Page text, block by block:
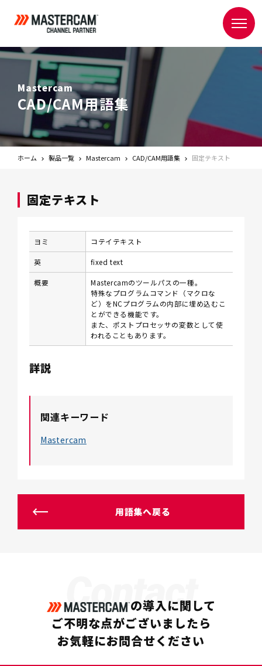
Mastercam
CAD/CAM用語集
ホーム 製品一覧 Mastercam CAD/CAM用語集 固定テキスト
固定テキスト
ヨミ コテイテキスト
英 fixed text
概要
Mastercamのツールパスの一種。
特殊なプログラムコマンド（マクロな
ど）をNCプログラムの内部に埋め込むこ
とができる機能です。
また、ポストプロセッサの変数として使
われることもあります。
詳説
関連キーワード
Mastercam
用語集へ戻る
Contact
の導入に関して
ご不明な点がございましたら
お気軽にお問合せください